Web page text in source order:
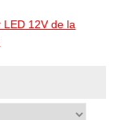
12V de la